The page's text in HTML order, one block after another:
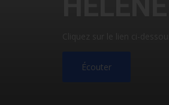
Cliquez sur le lien ci-
Écouter